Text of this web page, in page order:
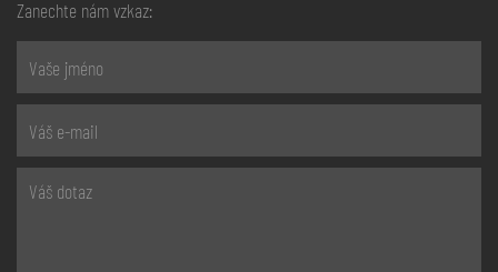
Zanechte nám vzkaz: